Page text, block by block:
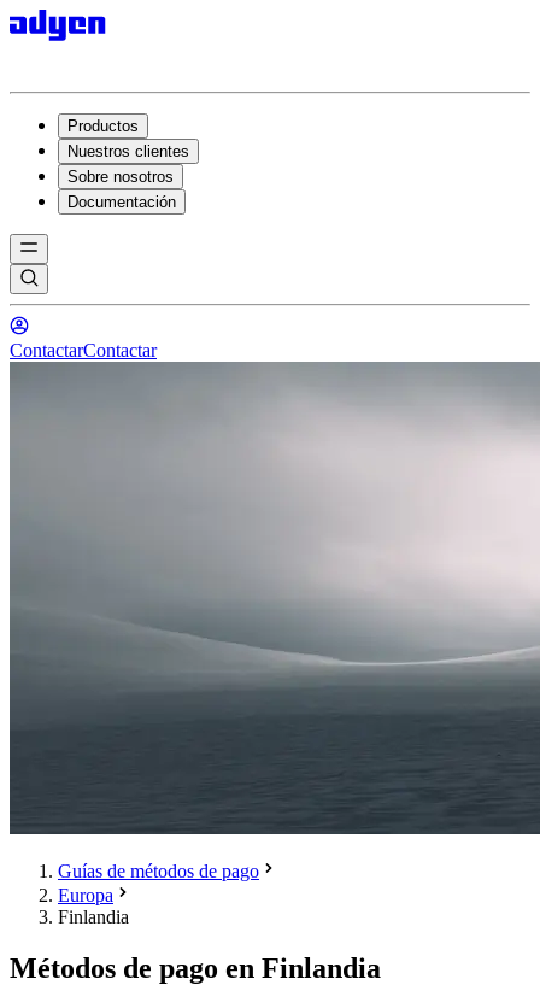
Productos
Nuestros clientes
Sobre nosotros
Documentación
ContactarContactar
Guías de métodos de pago
Europa
Finlandia
Métodos de pago en Finlandia